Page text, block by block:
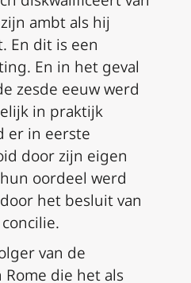
ambt als hij
En dit is een
En in het geval
zesde eeuw werd
in praktijk
er in eerste
door zijn eigen
oordeel werd
het besluit van
van de
die het als